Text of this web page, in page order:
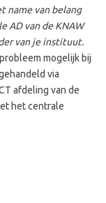
name van belang
AD van de KNAW
van je instituut.
mogelijk bij
via
afdeling van de
het centrale